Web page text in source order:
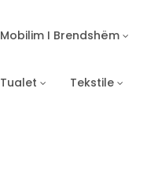
Mobilim I Brendshëm
Tualet Tekstile